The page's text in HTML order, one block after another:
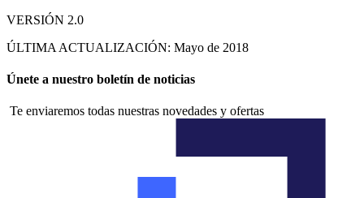
VERSIÓN 2.0
ÚLTIMA ACTUALIZACIÓN: Mayo de 2018
Únete a nuestro boletín de noticias
Te enviaremos todas nuestras novedades y ofertas